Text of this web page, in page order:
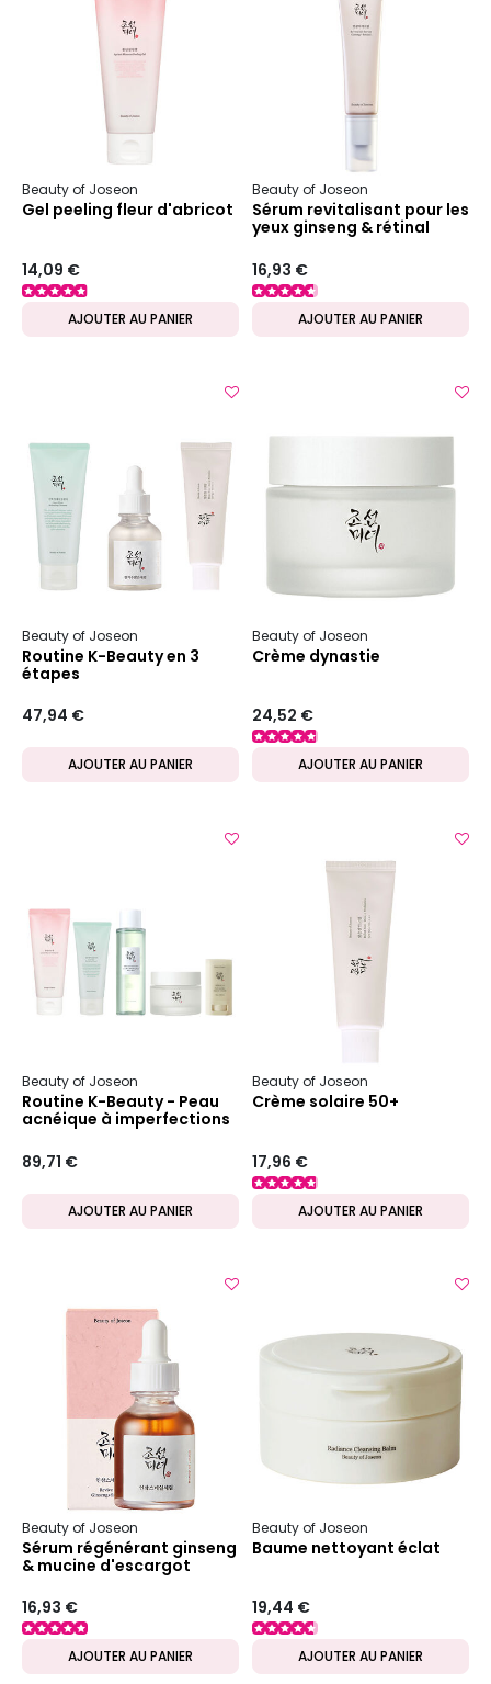
Beauty of Joseon
Gel peeling fleur d'abricot
14,09 €
AJOUTER AU PANIER
Beauty of Joseon
Sérum revitalisant pour les
yeux ginseng & rétinal
16,93 €
AJOUTER AU PANIER
Beauty of Joseon
Routine K-Beauty en 3
étapes
47,94 €
AJOUTER AU PANIER
Beauty of Joseon
Crème dynastie
24,52 €
AJOUTER AU PANIER
Beauty of Joseon
Routine K-Beauty - Peau
acnéique à imperfections
89,71 €
AJOUTER AU PANIER
Beauty of Joseon
Crème solaire 50+
17,96 €
AJOUTER AU PANIER
Beauty of Joseon
Sérum régénérant ginseng
& mucine d'escargot
16,93 €
AJOUTER AU PANIER
Beauty of Joseon
Baume nettoyant éclat
19,44 €
AJOUTER AU PANIER